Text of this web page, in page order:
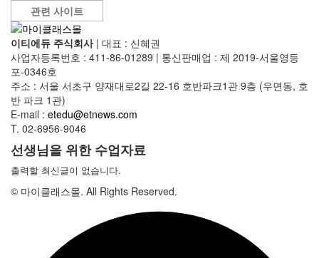
관련 사이트
이티에듀 주식회사 | 대표 : 신혜권
사업자등록번호 : 411-86-01289 | 통신판매업 : 제 2019-서울영등
포-0346호
주소 : 서울 서초구 양재대로2길 22-16 호반파크1관 9층 (우면동, 호
반 파크 1관)
E-mail : etedu@etnews.com
T. 02-6956-9046
선생님을 위한 수업자료
출력할 최신글이 없습니다.
© 마이클래스몰. All Rights Reserved.